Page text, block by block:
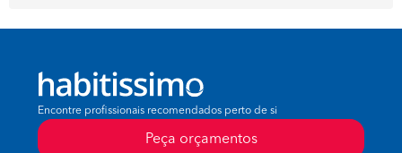
Encontre profissionais recomendados perto de si
Peça orçamentos